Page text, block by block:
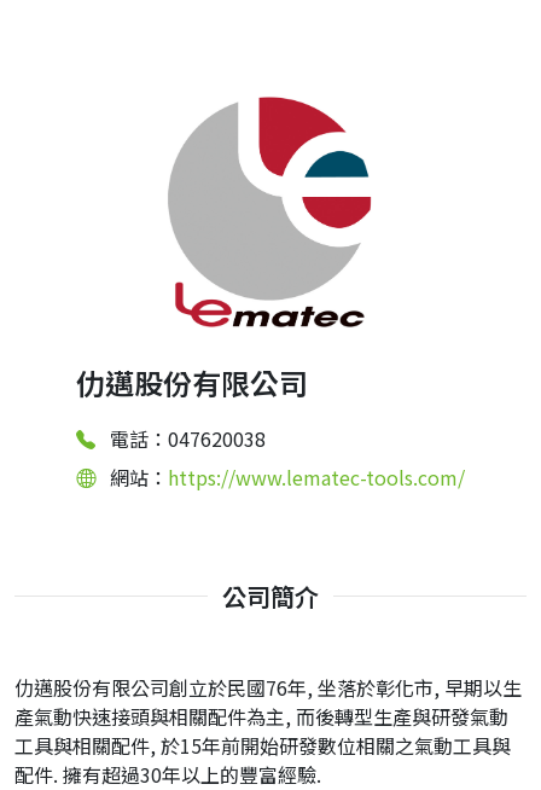
仂邁股份有限公司
電話：047620038
網站： https://www.lematec-tools.com/
公司簡介
仂邁股份有限公司創立於民國76年, 坐落於彰化市, 早期以生
產氣動快速接頭與相關配件為主, 而後轉型生產與研發氣動
工具與相關配件, 於15年前開始研發數位相關之氣動工具與
配件. 擁有超過30年以上的豐富經驗.